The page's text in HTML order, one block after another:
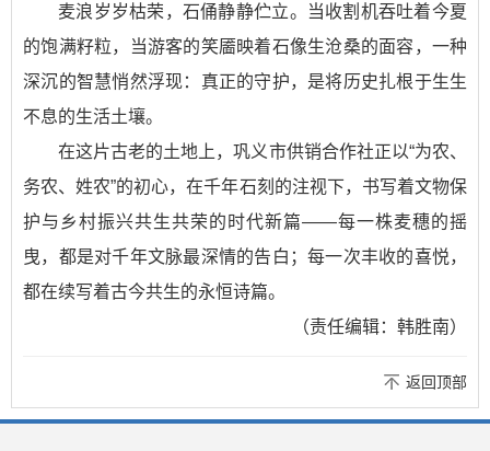
麦浪岁岁枯荣，石俑静静伫立。当收割机吞吐着今夏
的饱满籽粒，当游客的笑靥映着石像生沧桑的面容，一种
深沉的智慧悄然浮现：真正的守护，是将历史扎根于生生
不息的生活土壤。
在这片古老的土地上，巩义市供销合作社正以“为农、
务农、姓农”的初心，在千年石刻的注视下，书写着文物保
护与乡村振兴共生共荣的时代新篇——每一株麦穗的摇
曳，都是对千年文脉最深情的告白；每一次丰收的喜悦，
都在续写着古今共生的永恒诗篇。
（责任编辑：韩胜南）
返回顶部